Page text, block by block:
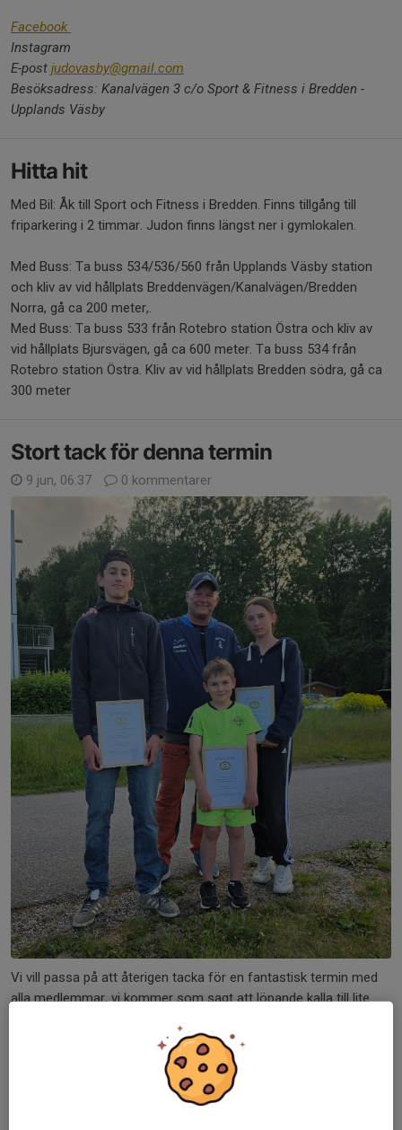
Facebook
Instagram
E-post judovasby@gmail.com
Besöksadress: Kanalvägen 3 c/o Sport & Fitness i Bredden -
Upplands Väsby
Hitta hit
Med Bil: Åk till Sport och Fitness i Bredden. Finns tillgång till
friparkering i 2 timmar. Judon finns längst ner i gymlokalen.
Med Buss: Ta buss 534/536/560 från Upplands Väsby station
och kliv av vid hållplats Breddenvägen/Kanalvägen/Bredden
Norra, gå ca 200 meter,.
Med Buss: Ta buss 533 från Rotebro station Östra och kliv av
vid hållplats Bjursvägen, gå ca 600 meter. Ta buss 534 från
Rotebro station Östra. Kliv av vid hållplats Bredden södra, gå ca
300 meter
Stort tack för denna termin
9 jun, 06:37 0 kommentarer
Vi vill passa på att återigen tacka för en fantastisk termin med
alla medlemmar, vi kommer som sagt att löpande kalla till lite
du möjlighet att träna med oss...